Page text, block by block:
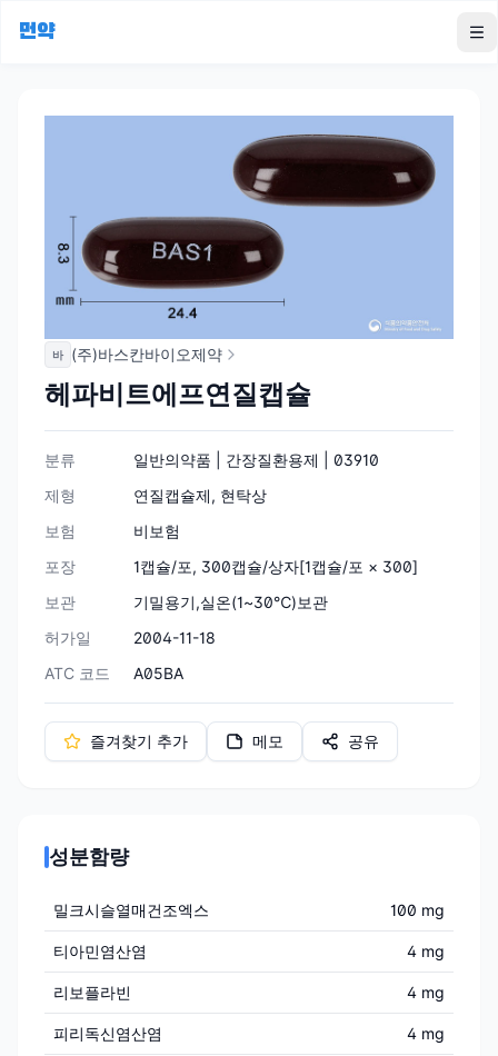
먼약
바 (주)바스칸바이오제약
헤파비트에프연질캡슐
분류
일반의약품 | 간장질환용제 | 03910
제형
연질캡슐제, 현탁상
보험
비보험
포장
1캡슐/포, 300캡슐/상자[1캡슐/포 × 300]
보관
기밀용기,실온(1~30℃)보관
허가일
2004-11-18
ATC 코드
A05BA
즐겨찾기 추가 메모 공유
성분함량
밀크시슬열매건조엑스 100 mg
티아민염산염 4 mg
리보플라빈 4 mg
피리독신염산염 4 mg